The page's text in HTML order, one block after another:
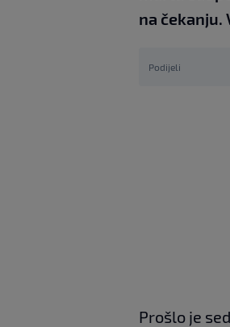
na čekanju.
Podijeli
Prošlo je